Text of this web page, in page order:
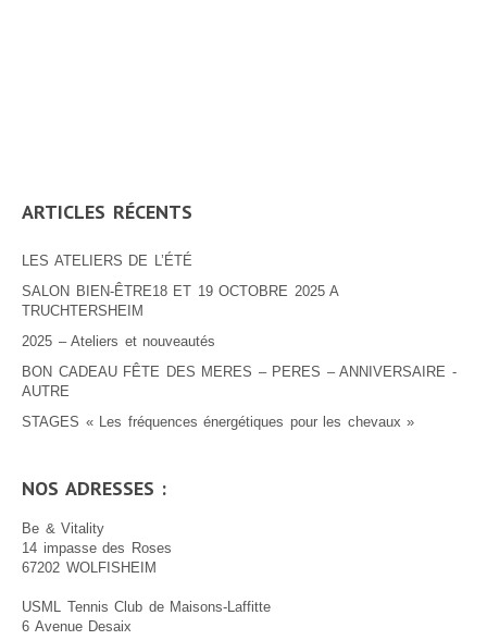
ARTICLES RÉCENTS
LES ATELIERS DE L’ÉTÉ
SALON BIEN-ÊTRE18 ET 19 OCTOBRE 2025 A
TRUCHTERSHEIM
2025 – Ateliers et nouveautés
BON CADEAU FÊTE DES MERES – PERES – ANNIVERSAIRE -
AUTRE
STAGES « Les fréquences énergétiques pour les chevaux »
NOS ADRESSES :
Be & Vitality
14 impasse des Roses
67202 WOLFISHEIM
USML Tennis Club de Maisons-Laffitte
6 Avenue Desaix